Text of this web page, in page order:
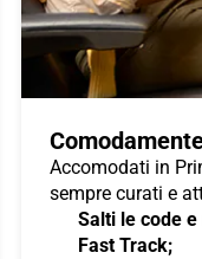
Accomodati in
sempre curati e
Salti le code
Fast Track;